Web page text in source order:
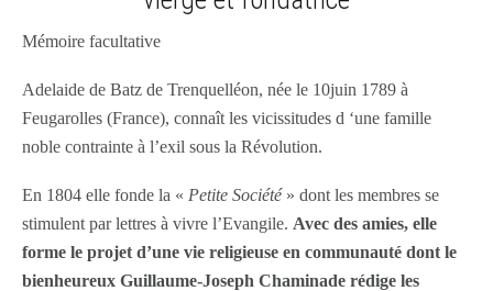
Mémoire facultative
Adelaide de Batz de Trenquelléon, née le 10juin 1789 à
Feugarolles (France), connaît les vicissitudes d ‘une famille
noble contrainte à l’exil sous la Révolution.
En 1804 elle fonde la « Petite Société » dont les membres se
stimulent par lettres à vivre l’Evangile. Avec des amies, elle
forme le projet d’une vie religieuse en communauté dont le
bienheureux Guillaume-Joseph Chaminade rédige les